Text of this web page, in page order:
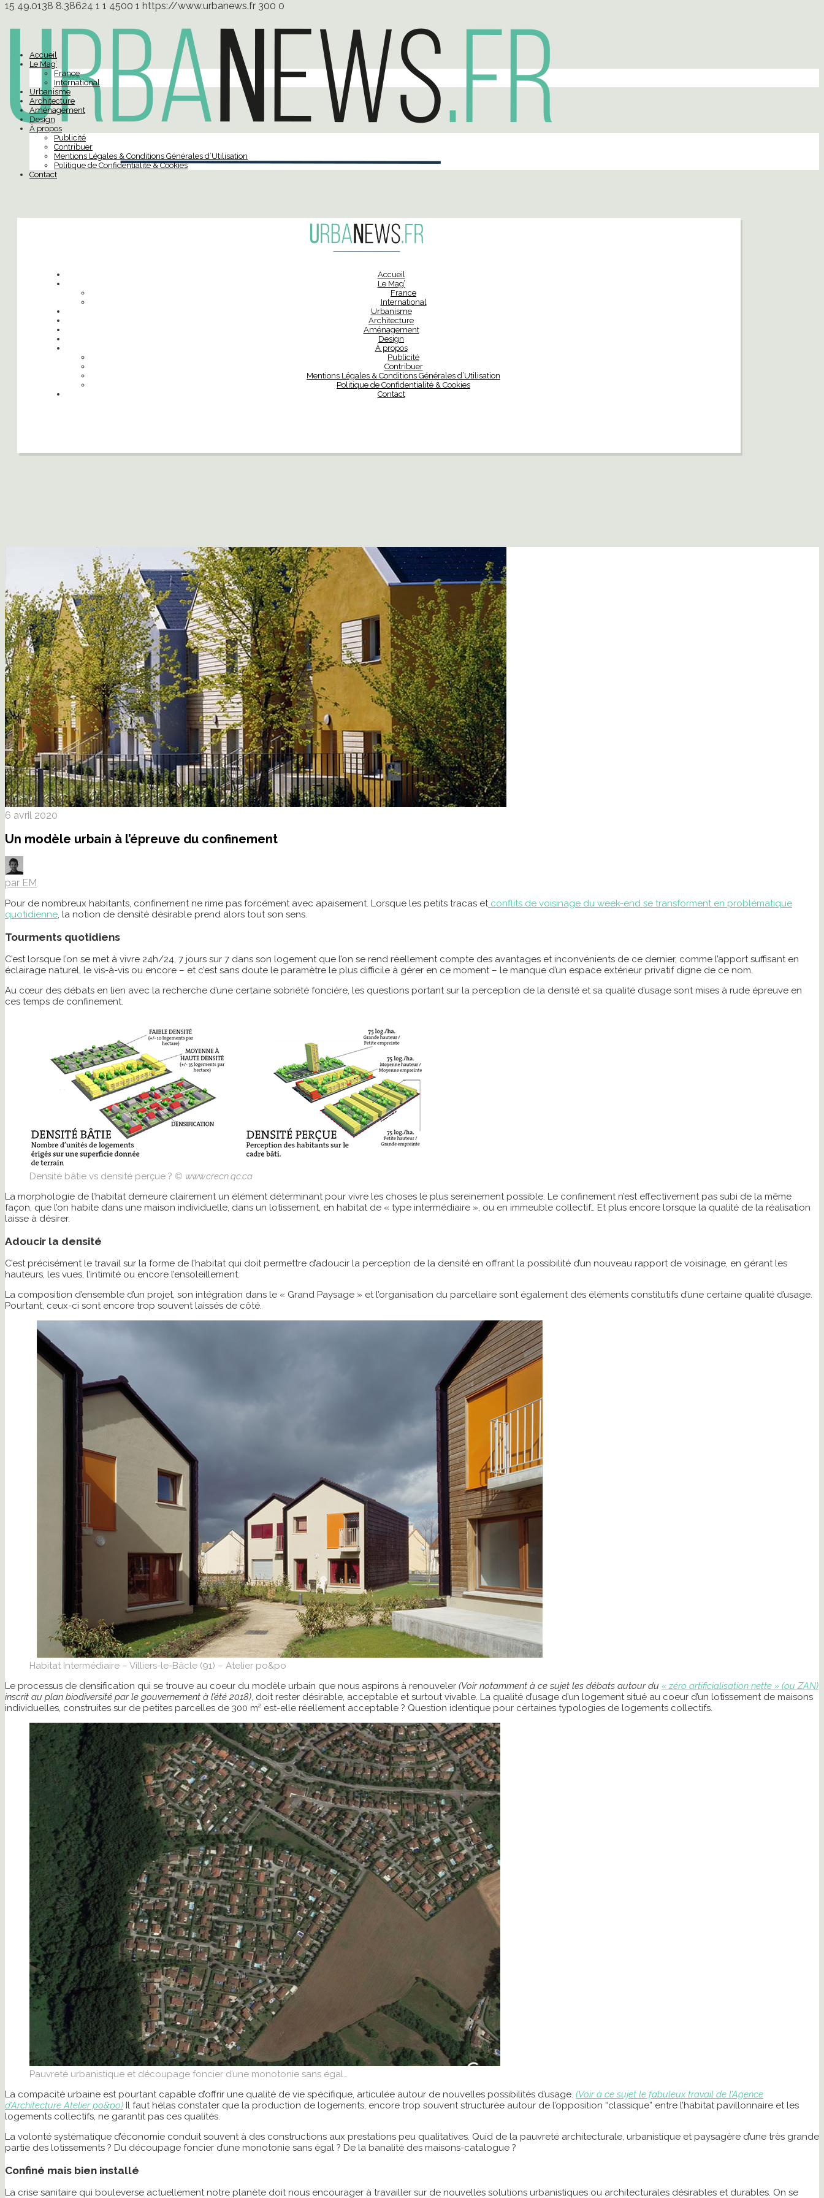
15 49.0138 8.38624 1 1 4500 1 https://www.urbanews.fr 300 0
Accueil
Le Mag’
France
International
Urbanisme
Architecture
Aménagement
Design
À propos
Publicité
Contribuer
Mentions Légales & Conditions Générales d’Utilisation
Politique de Confidentialité & Cookies
Contact
Accueil
Le Mag’
France
International
Urbanisme
Architecture
Aménagement
Design
À propos
Publicité
Contribuer
Mentions Légales & Conditions Générales d’Utilisation
Politique de Confidentialité & Cookies
Contact
6 avril 2020
Un modèle urbain à l’épreuve du confinement
par EM
Pour de nombreux habitants, confinement ne rime pas forcément avec apaisement. Lorsque les petits tracas etconflits de voisinage du week-end se transforment en problématique
quotidienne, la notion de densité désirable prend alors tout son sens.
Tourments quotidiens
C’est lorsque l’on se met à vivre 24h/24, 7 jours sur 7 dans son logement que l’on se rend réellement compte des avantages et inconvénients de ce dernier, comme l’apport suffisant en
éclairage naturel, le vis-à-vis ou encore – et c’est sans doute le paramètre le plus difficile à gérer en ce moment – le manque d’un espace extérieur privatif digne de ce nom.
Au cœur des débats en lien avec la recherche d’une certaine sobriété foncière, les questions portant sur la perception de la densité et sa qualité d’usage sont mises à rude épreuve en
ces temps de confinement.
Densité bâtie vs densité perçue ? © www.crecn.qc.ca
La morphologie de l’habitat demeure clairement un élément déterminant pour vivre les choses le plus sereinement possible. Le confinement n’est effectivement pas subi de la même
façon, que l’on habite dans une maison individuelle, dans un lotissement, en habitat de « type intermédiaire », ou en immeuble collectif… Et plus encore lorsque la qualité de la réalisation
laisse à désirer.
Adoucir la densité
C’est précisément le travail sur la forme de l’habitat qui doit permettre d’adoucir la perception de la densité en offrant la possibilité d’un nouveau rapport de voisinage, en gérant les
hauteurs, les vues, l’intimité ou encore l’ensoleillement.
La composition d’ensemble d’un projet, son intégration dans le « Grand Paysage » et l’organisation du parcellaire sont également des éléments constitutifs d’une certaine qualité d’usage.
Pourtant, ceux-ci sont encore trop souvent laissés de côté.
Habitat Intermédiaire – Villiers-le-Bâcle (91) – Atelier po&po
Le processus de densification qui se trouve au coeur du modèle urbain que nous aspirons à renouveler (Voir notamment à ce sujet les débats autour du « zéro artificialisation nette » (ou ZAN)
inscrit au plan biodiversité par le gouvernement à l’été 2018), doit rester désirable, acceptable et surtout vivable. La qualité d’usage d’un logement situé au coeur d’un lotissement de maisons
individuelles, construites sur de petites parcelles de 300 m² est-elle réellement acceptable ? Question identique pour certaines typologies de logements collectifs.
Pauvreté urbanistique et découpage foncier d’une monotonie sans égal…
La compacité urbaine est pourtant capable d’offrir une qualité de vie spécifique, articulée autour de nouvelles possibilités d’usage. (Voir à ce sujet le fabuleux travail de l’Agence
d’Architecture Atelier po&po) Il faut hélas constater que la production de logements, encore trop souvent structurée autour de l’opposition “classique” entre l’habitat pavillonnaire et les
logements collectifs, ne garantit pas ces qualités.
La volonté systématique d’économie conduit souvent à des constructions aux prestations peu qualitatives. Quid de la pauvreté architecturale, urbanistique et paysagère d’une très grande
partie des lotissements ? Du découpage foncier d’une monotonie sans égal ? De la banalité des maisons-catalogue ?
Confiné mais bien installé
La crise sanitaire qui bouleverse actuellement notre planète doit nous encourager à travailler sur de nouvelles solutions urbanistiques ou architecturales désirables et durables. On se